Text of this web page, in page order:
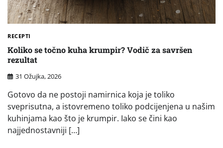
RECEPTI
Koliko se točno kuha krumpir? Vodič za savršen
rezultat
31 Ožujka, 2026
Gotovo da ne postoji namirnica koja je toliko
sveprisutna, a istovremeno toliko podcijenjena u našim
kuhinjama kao što je krumpir. Iako se čini kao
najjednostavniji […]